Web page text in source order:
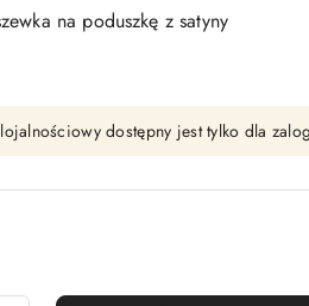
na poduszkę z satyny
dostępny jest tylko dla